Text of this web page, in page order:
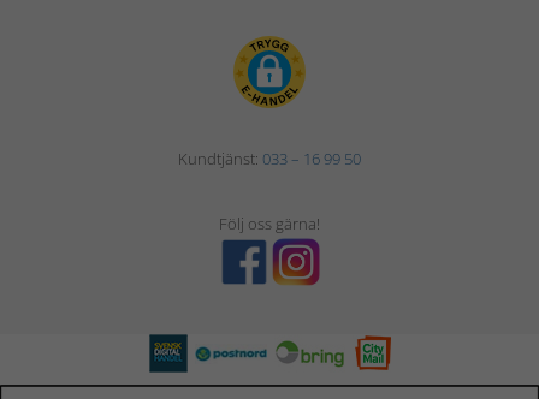
Kundtjänst: 033 – 16 99 50
Följ oss gärna!